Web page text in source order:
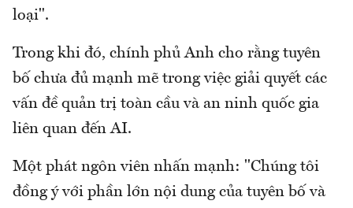
loại".
Trong khi đó, chính phủ Anh cho rằng tuyên
bố chưa đủ mạnh mẽ trong việc giải quyết các
vấn đề quản trị toàn cầu và an ninh quốc gia
liên quan đến AI.
Một phát ngôn viên nhấn mạnh: "Chúng tôi
đồng ý với phần lớn nội dung của tuyên bố và